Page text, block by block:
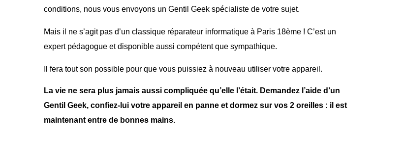
conditions, nous vous envoyons un Gentil Geek spécialiste de votre sujet.
Mais il ne s’agit pas d’un classique réparateur informatique à Paris 18ème ! C’est un
expert pédagogue et disponible aussi compétent que sympathique.
Il fera tout son possible pour que vous puissiez à nouveau utiliser votre appareil.
La vie ne sera plus jamais aussi compliquée qu’elle l’était. Demandez l’aide d’un
Gentil Geek, confiez-lui votre appareil en panne et dormez sur vos 2 oreilles : il est
maintenant entre de bonnes mains.